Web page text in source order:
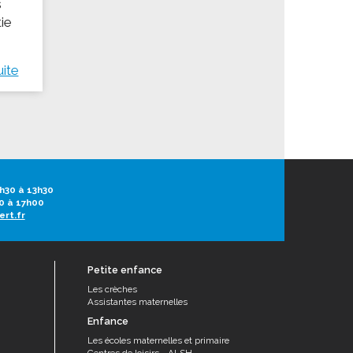
à 13h30
à 17h00
Petite enfance
Les crèches
Assistantes maternelles
Enfance
Les écoles maternelles et primaire